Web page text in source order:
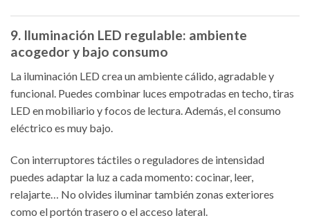
9. Iluminación LED regulable: ambiente
acogedor y bajo consumo
La iluminación LED crea un ambiente cálido, agradable y
funcional. Puedes combinar luces empotradas en techo, tiras
LED en mobiliario y focos de lectura. Además, el consumo
eléctrico es muy bajo.
Con interruptores táctiles o reguladores de intensidad
puedes adaptar la luz a cada momento: cocinar, leer,
relajarte… No olvides iluminar también zonas exteriores
como el portón trasero o el acceso lateral.